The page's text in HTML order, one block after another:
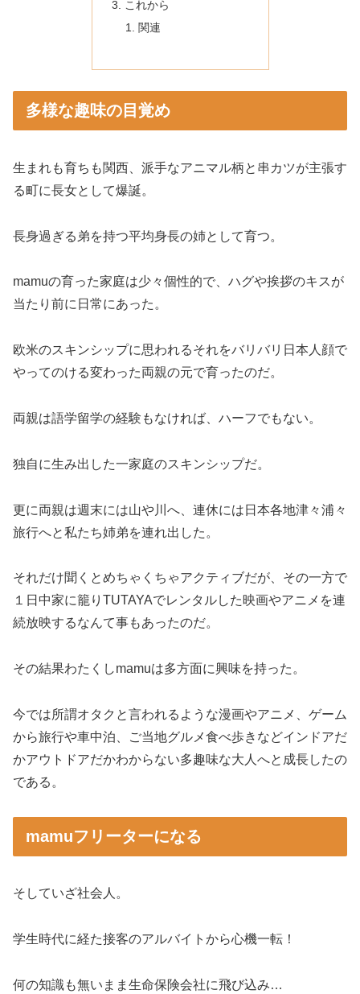
これから
関連
多様な趣味の目覚め
生まれも育ちも関西、派手なアニマル柄と串カツが主張す
る町に長女として爆誕。
長身過ぎる弟を持つ平均身長の姉として育つ。
mamuの育った家庭は少々個性的で、ハグや挨拶のキスが
当たり前に日常にあった。
欧米のスキンシップに思われるそれをバリバリ日本人顔で
やってのける変わった両親の元で育ったのだ。
両親は語学留学の経験もなければ、ハーフでもない。
独自に生み出した一家庭のスキンシップだ。
更に両親は週末には山や川へ、連休には日本各地津々浦々
旅行へと私たち姉弟を連れ出した。
それだけ聞くとめちゃくちゃアクティブだが、その一方で
１日中家に籠りTUTAYAでレンタルした映画やアニメを連
続放映するなんて事もあったのだ。
その結果わたくしmamuは多方面に興味を持った。
今では所謂オタクと言われるような漫画やアニメ、ゲーム
から旅行や車中泊、ご当地グルメ食べ歩きなどインドアだ
かアウトドアだかわからない多趣味な大人へと成長したの
である。
mamuフリーターになる
そしていざ社会人。
学生時代に経た接客のアルバイトから心機一転！
何の知識も無いまま生命保険会社に飛び込み…